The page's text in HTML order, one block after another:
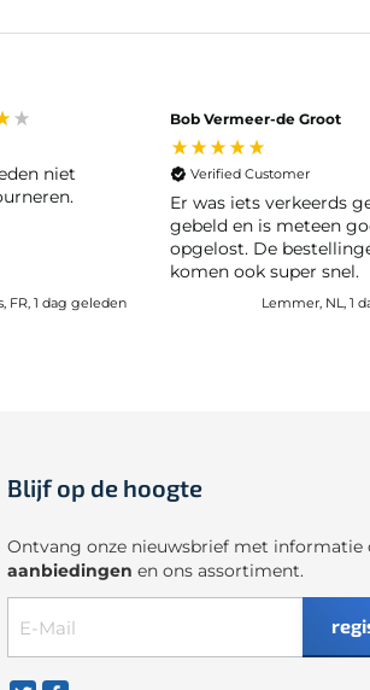
FR, 1 dag geleden
Bob Vermeer-de Groot
Verified Customer
Er was iets verkeerds
gebeld en is meteen
opgelost. De bestellingen
komen ook super snel.
Lemmer, NL, 1
Blijf op de hoogte
Ontvang onze nieuwsbrief met informatie
aanbiedingen en ons assortiment.